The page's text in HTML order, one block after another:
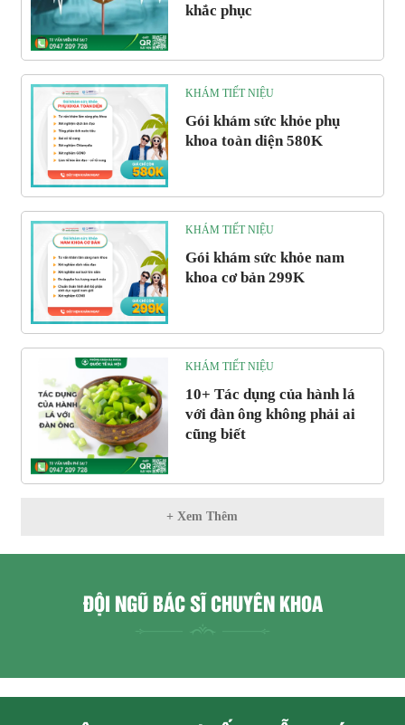
khắc phục
KHÁM TIẾT NIỆU
Gói khám sức khỏe phụ
khoa toàn diện 580K
KHÁM TIẾT NIỆU
Gói khám sức khỏe nam
khoa cơ bản 299K
KHÁM TIẾT NIỆU
10+ Tác dụng của hành lá
với đàn ông không phải ai
cũng biết
+ Xem Thêm
ĐỘI NGŨ BÁC SĨ CHUYÊN KHOA